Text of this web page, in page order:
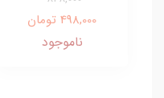
498,000 تومان
ناموجود